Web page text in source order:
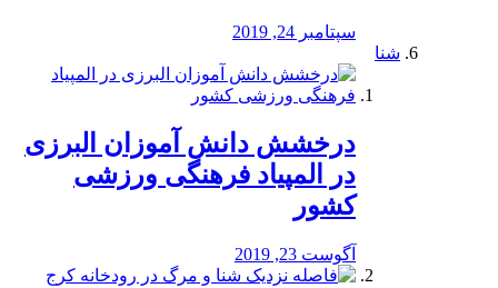
سپتامبر 24, 2019
شنا
درخشش دانش آموزان البرزی
در المپیاد فرهنگی ورزشی
کشور
آگوست 23, 2019